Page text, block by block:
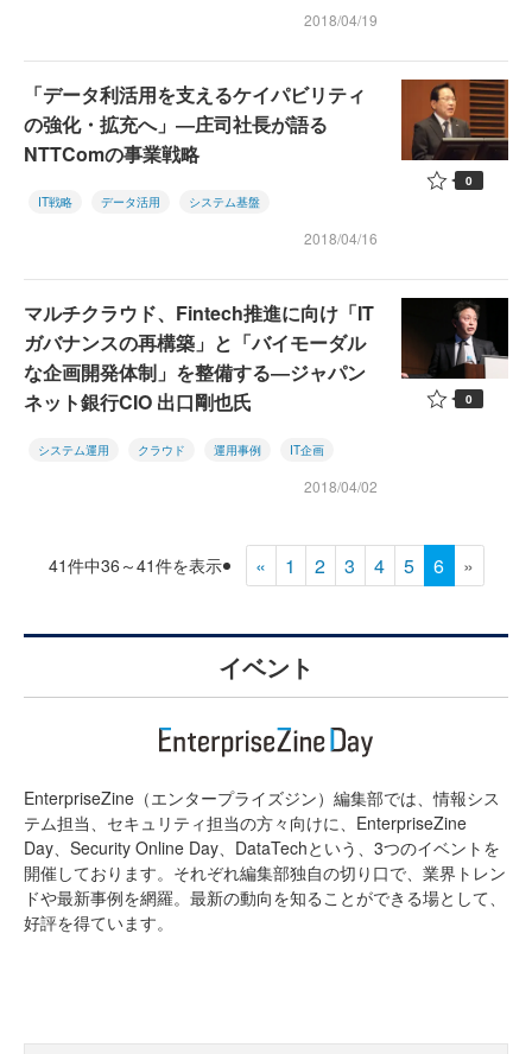
2018/04/19
「データ利活用を支えるケイパビリティ
の強化・拡充へ」―庄司社長が語る
NTTComの事業戦略
IT戦略 データ活用 システム基盤
2018/04/16
0
マルチクラウド、Fintech推進に向け「IT
ガバナンスの再構築」と「バイモーダル
な企画開発体制」を整備する―ジャパン
ネット銀行CIO 出口剛也氏
システム運用 クラウド 運用事例 IT企画
2018/04/02
0
41件中36～41件を表示 « 1 2 3 4 5 6 »
イベント
EnterpriseZine（エンタープライズジン）編集部では、情報シス
テム担当、セキュリティ担当の方々向けに、EnterpriseZine
Day、Security Online Day、DataTechという、3つのイベントを
開催しております。それぞれ編集部独自の切り口で、業界トレン
ドや最新事例を網羅。最新の動向を知ることができる場として、
好評を得ています。